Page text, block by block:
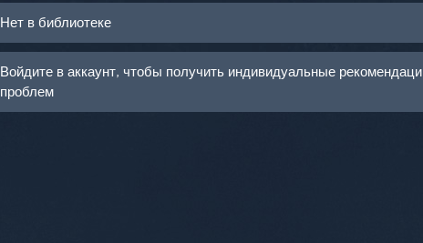
Нет в библиотеке
Войдите в аккаунт, чтобы получить индивидуальные
проблем